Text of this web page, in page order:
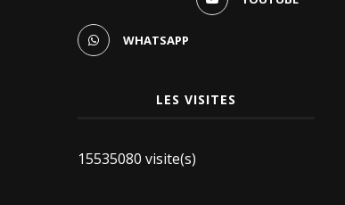
WHATSAPP
LES VISITES
15535080 visite(s)